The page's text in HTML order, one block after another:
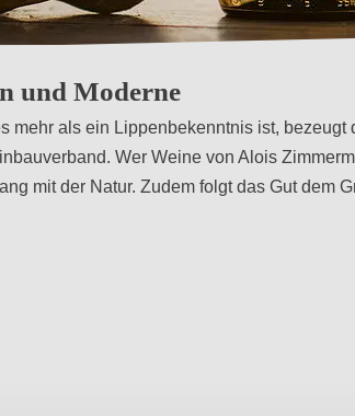
und Moderne
mehr als ein Lippenbekenntnis ist, bezeugt
Wer Weine von Alois
mit der Natur. Zudem folgt das Gut dem